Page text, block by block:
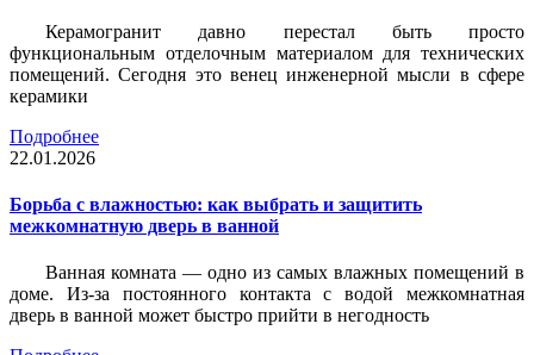
Керамогранит давно перестал быть просто
функциональным отделочным материалом для технических
помещений. Сегодня это венец инженерной мысли в сфере
керамики
Подробнее
22.01.2026
Борьба с влажностью: как выбрать и защитить
межкомнатную дверь в ванной
Ванная комната — одно из самых влажных помещений в
доме. Из-за постоянного контакта с водой межкомнатная
дверь в ванной может быстро прийти в негодность